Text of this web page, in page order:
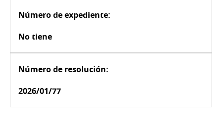
Número de expediente:
No tiene
Número de resolución:
2026/01/77